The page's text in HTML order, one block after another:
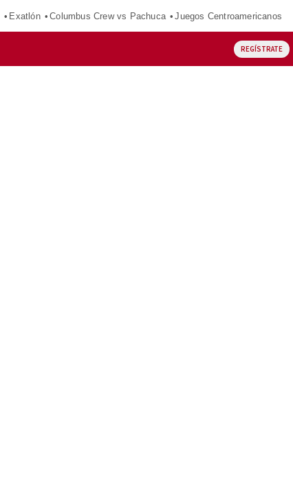
Exatlón Columbus Crew vs Pachuca Juegos Centroamericanos
REGÍSTRATE